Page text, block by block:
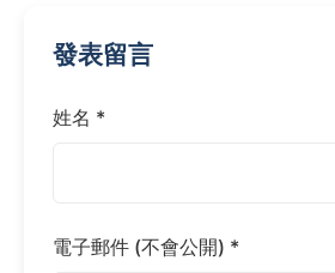
發表留言
姓名 *
電子郵件 (不會公開) *